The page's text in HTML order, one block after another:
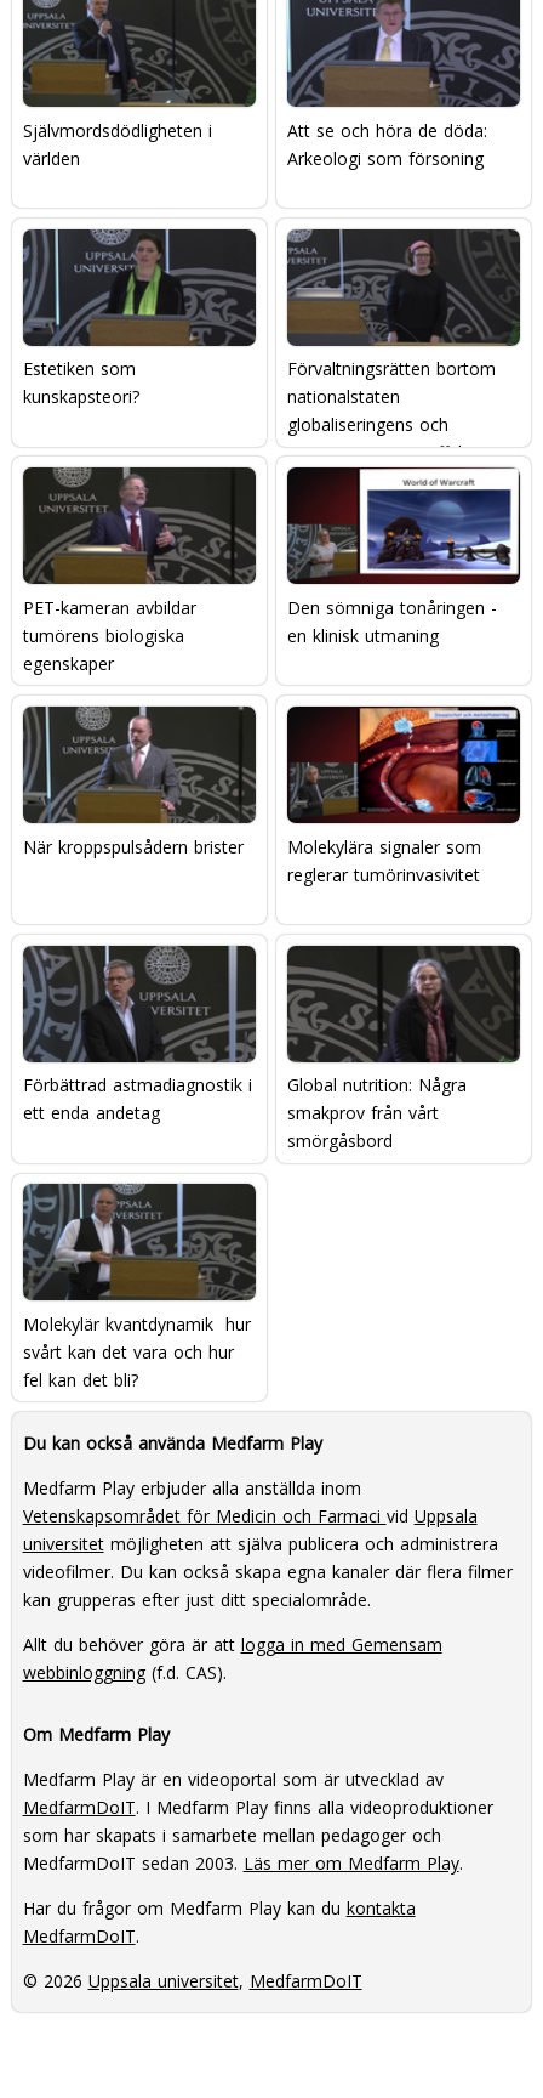
Självmordsdödligheten i
världen
Att se och höra de döda:
Arkeologi som försoning
Estetiken som
kunskapsteori?
Förvaltningsrätten bortom
nationalstaten 
globaliseringens och
europeiseringens effekter
PET-kameran avbildar
tumörens biologiska
egenskaper
Den sömniga tonåringen -
en klinisk utmaning
När kroppspulsådern brister
Molekylära signaler som
reglerar tumörinvasivitet
Förbättrad astmadiagnostik i
ett enda andetag
Global nutrition: Några
smakprov från vårt
smörgåsbord
Molekylär kvantdynamik  hur
svårt kan det vara och hur
fel kan det bli?
Du kan också använda Medfarm Play
Medfarm Play erbjuder alla anställda inom
Vetenskapsområdet för Medicin och Farmaci vid Uppsala
universitetmöjligheten att själva publicera och administrera
videofilmer. Du kan också skapa egna kanaler där flera filmer
kan grupperas efter just ditt specialområde.
Allt du behöver göra är att logga in med Gemensam
webbinloggning(f.d. CAS).
Om Medfarm Play
Medfarm Play är en videoportal som är utvecklad av
MedfarmDoIT. I Medfarm Play finns alla videoproduktioner
som har skapats i samarbete mellan pedagoger och
MedfarmDoIT sedan 2003. Läs mer om Medfarm Play.
Har du frågor om Medfarm Play kan du kontakta
MedfarmDoIT.
© 2026 Uppsala universitet, MedfarmDoIT